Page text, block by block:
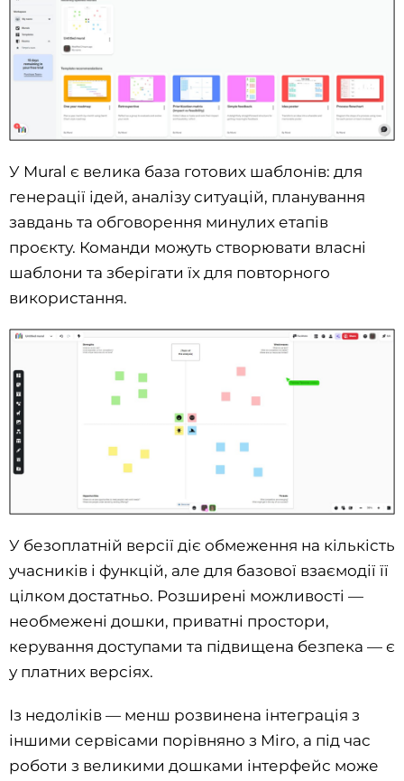
У Mural є велика база готових шаблонів: для
генерації ідей, аналізу ситуацій, планування
завдань та обговорення минулих етапів
проєкту. Команди можуть створювати власні
шаблони та зберігати їх для повторного
використання.
У безоплатній версії діє обмеження на кількість
учасників і функцій, але для базової взаємодії її
цілком достатньо. Розширені можливості —
необмежені дошки, приватні простори,
керування доступами та підвищена безпека — є
у платних версіях.
Із недоліків — менш розвинена інтеграція з
іншими сервісами порівняно з Miro, а під час
роботи з великими дошками інтерфейс може